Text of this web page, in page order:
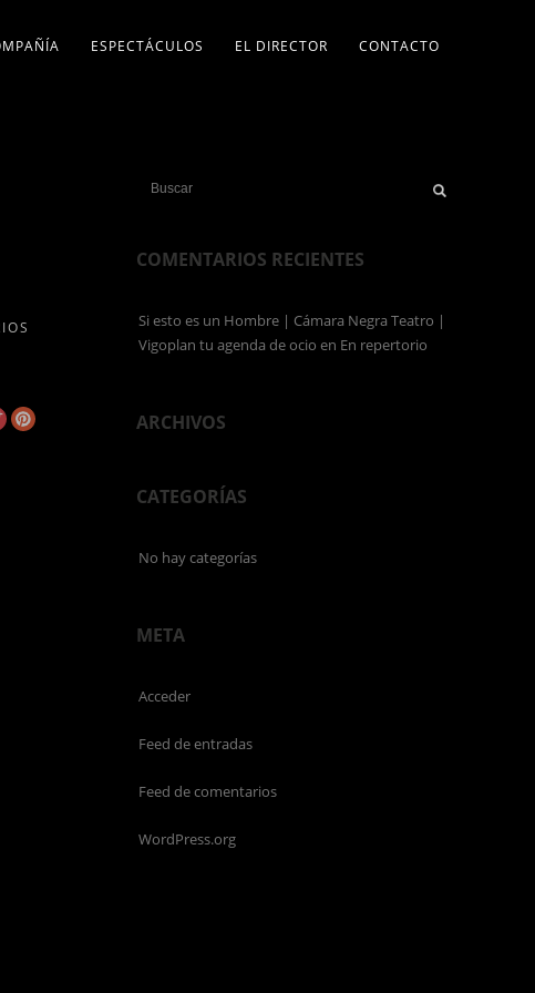
ESPECTÁCULOS EL DIRECTOR CONTACTO
COMENTARIOS RECIENTES
Si esto es un Hombre | Cámara Negra Teatro |
Vigoplan tu agenda de ocio en En repertorio
ARCHIVOS
CATEGORÍAS
No hay categorías
META
Acceder
Feed de entradas
Feed de comentarios
WordPress.org